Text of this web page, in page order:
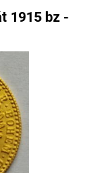
1915 bz -